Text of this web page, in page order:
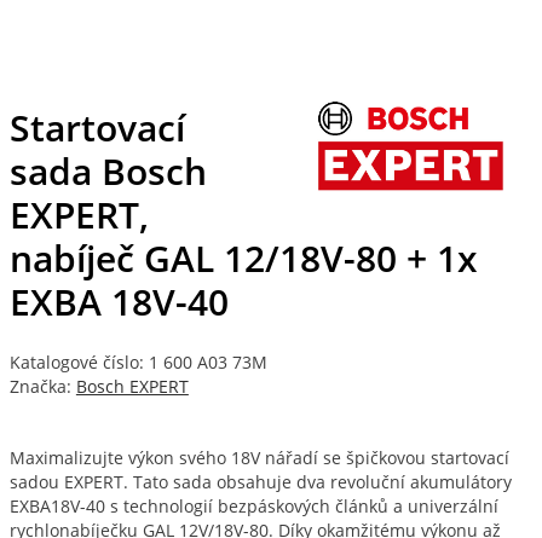
Startovací
sada Bosch
EXPERT,
nabíječ GAL 12/18V-80 + 1x
EXBA 18V-40
Katalogové číslo: 1 600 A03 73M
Značka: Bosch EXPERT
Maximalizujte výkon svého 18V nářadí se špičkovou startovací
sadou EXPERT. Tato sada obsahuje dva revoluční akumulátory
EXBA18V-40 s technologií bezpáskových článků a univerzální
rychlonabíječku GAL 12V/18V-80. Díky okamžitému výkonu až